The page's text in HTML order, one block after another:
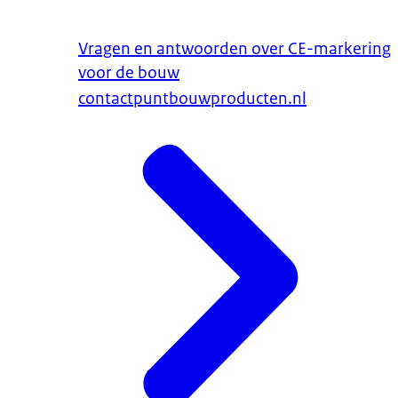
Vragen en antwoorden over CE-markering
voor de bouw
contactpuntbouwproducten.nl